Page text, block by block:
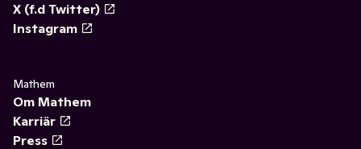
X (f.d Twitter)
Instagram
Mathem
Om Mathem
Karriär
Press